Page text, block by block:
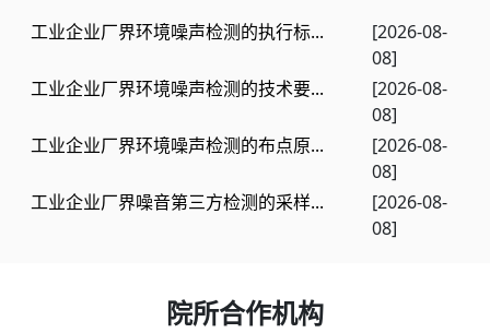
工业企业厂界环境噪声检测的执行标...
[2026-08-
08]
工业企业厂界环境噪声检测的技术要...
[2026-08-
08]
工业企业厂界环境噪声检测的布点原...
[2026-08-
08]
工业企业厂界噪音第三方检测的采样...
[2026-08-
08]
院所合作机构